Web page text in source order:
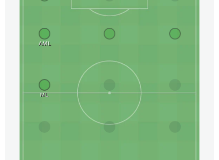
AML
ML